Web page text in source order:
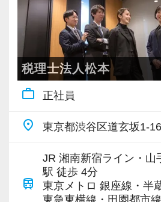
【対象業種100種以上！節税
強い税理士法人です】
創業以来17年連続増収増益、
上、全国6拠点で安定的に成
お客様に事務所までご来社い
います。
専門Webサイトを10サイト
新規顧問契約のお客様が毎
税理士法人松本
work_outline 正社員
place 東京都渋谷区道玄坂1-
train
JR 湘南新宿ライン・山
駅 徒歩 4分
東京メトロ 銀座線・半
東急東横線・田園都市